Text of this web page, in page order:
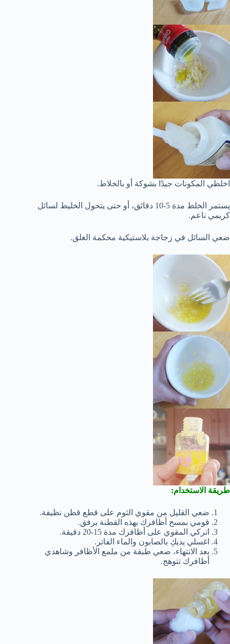
اخلطي المكونات جيدًا بشوكة أو بالخلاط.
يستمر الخلط مدة 5-10 دقائق، أو حتى يتحول الخليط لسائل
كريمي ناعم.
ضعي السائل في زجاجة بلاستيكية محكمة الغلق.
طريقة الاستخدام:
ضعي القليل من مقوي الثوم على قطع قطن نظيفة.
قومي بمسح أظافرك بهذه القطنة برفق.
اتركي المقوي على أظافرك مدة 15-20 دقيقة.
اغسلي يديكِ بالصابون والماء الفاتر.
بعد الانتهاء، ضعي طبقة من ملمع الأظافر وشاهدي
أظافرك تتوهج.